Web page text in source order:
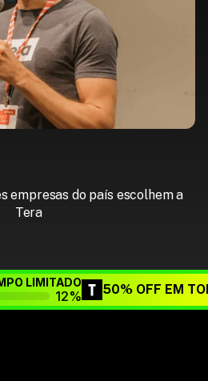
empresas do país escolhem a
Tera
LIMITADO
12% 50% OFF EM